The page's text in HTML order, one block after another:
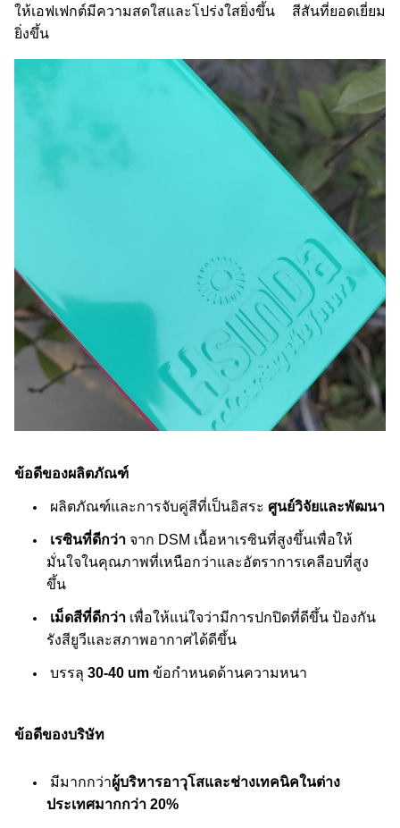
ให้เอฟเฟกต์มีความสดใสและโปร่งใสยิ่งขึ้น สีสันที่ยอดเยี่ยม
ยิ่งขึ้น
ข้อดีของผลิตภัณฑ์
ผลิตภัณฑ์และการจับคู่สีที่เป็นอิสระ ศูนย์วิจัยและพัฒนา
เรซินที่ดีกว่า จาก DSM เนื้อหาเรซินที่สูงขึ้นเพื่อให้
มั่นใจในคุณภาพที่เหนือกว่าและอัตราการเคลือบที่สูง
ขึ้น
เม็ดสีที่ดีกว่า เพื่อให้แน่ใจว่ามีการปกปิดที่ดีขึ้น ป้องกัน
รังสียูวีและสภาพอากาศได้ดีขึ้น
บรรลุ 30-40 um ข้อกำหนดด้านความหนา
ข้อดีของบริษัท
มีมากกว่าผู้บริหารอาวุโสและช่างเทคนิคในต่าง
ประเทศมากกว่า 20%